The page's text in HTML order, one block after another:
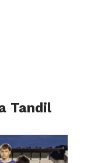
Tandil